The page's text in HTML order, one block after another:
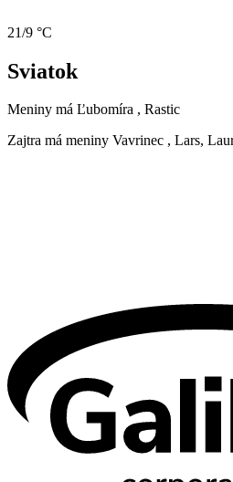
21/9 °C
Sviatok
Meniny má Ľubomíra , Rastic
Zajtra má meniny Vavrinec , Lars,